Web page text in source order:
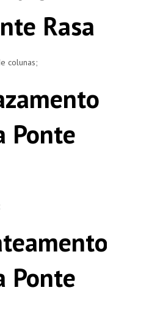
Rasa
colunas;
Ponte
Ponte